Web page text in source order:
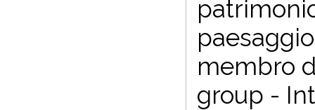
membro
group -